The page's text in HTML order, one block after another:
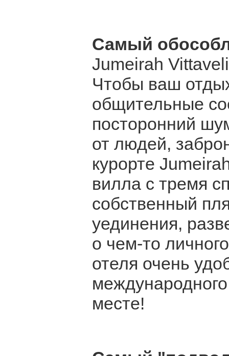
Самый
Jumeirah Vittaveli
Чтобы ваш
общительные
посторонний
от людей,
курорте
вилла с тремя
собственный
уединения,
о чем-то
отеля очень
месте!